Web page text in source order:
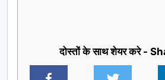
दोस्तों के साथ शेयर करे -